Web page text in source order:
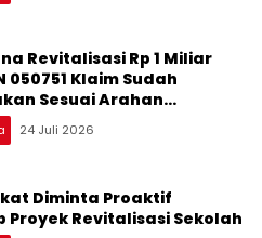
Revitalisasi Rp 1 Miliar
050751 Klaim Sudah
Sesuai Arahan
24 Juli 2026
Diminta Proaktif
Proyek Revitalisasi Sekolah